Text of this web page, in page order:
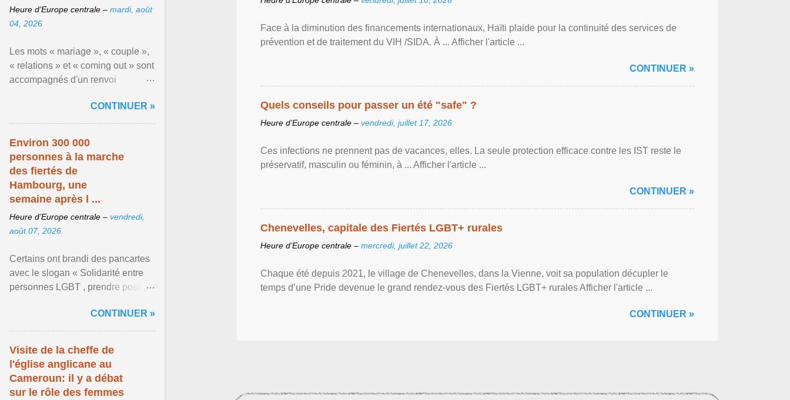
Face à la diminution des financements internationaux, Haïti plaide pour la continuité des services de
prévention et de traitement du VIH /SIDA. À ... Afficher l'article ...
CONTINUER »
Quels conseils pour passer un été "safe" ?
Heure d’Europe centrale – vendredi, juillet 17, 2026
Ces infections ne prennent pas de vacances, elles. La seule protection efficace contre les IST reste le
préservatif, masculin ou féminin, à ... Afficher l'article ...
CONTINUER »
Chenevelles, capitale des Fiertés LGBT+ rurales
Heure d’Europe centrale – mercredi, juillet 22, 2026
Chaque été depuis 2021, le village de Chenevelles, dans la Vienne, voit sa population décupler le
temps d’une Pride devenue le grand rendez-vous des Fiertés LGBT+ rurales Afficher l'article ...
CONTINUER »
Heure d’Europe centrale – mardi, août
04, 2026
Les mots « mariage », « couple »,
« relations » et « coming out » sont
accompagnés d'un renvoi
mouvement LGBT ... Afficher
l'article ...
CONTINUER »
Environ 300 000
personnes à la marche
des fiertés de
Hambourg, une
semaine après l ...
Heure d’Europe centrale – vendredi,
août 07, 2026
Certains ont brandi des pancartes
avec le slogan « Solidarité entre
personnes LGBT , prendre position
organisateurs ... Afficher l'article ...
CONTINUER »
Visite de la cheffe de
l'église anglicane au
Cameroun: il y a débat
sur le rôle des femmes